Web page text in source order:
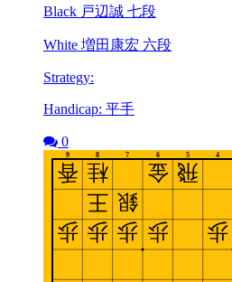
Black 戸辺誠 七段
White 増田康宏 六段
Strategy:
Handicap: 平手
0